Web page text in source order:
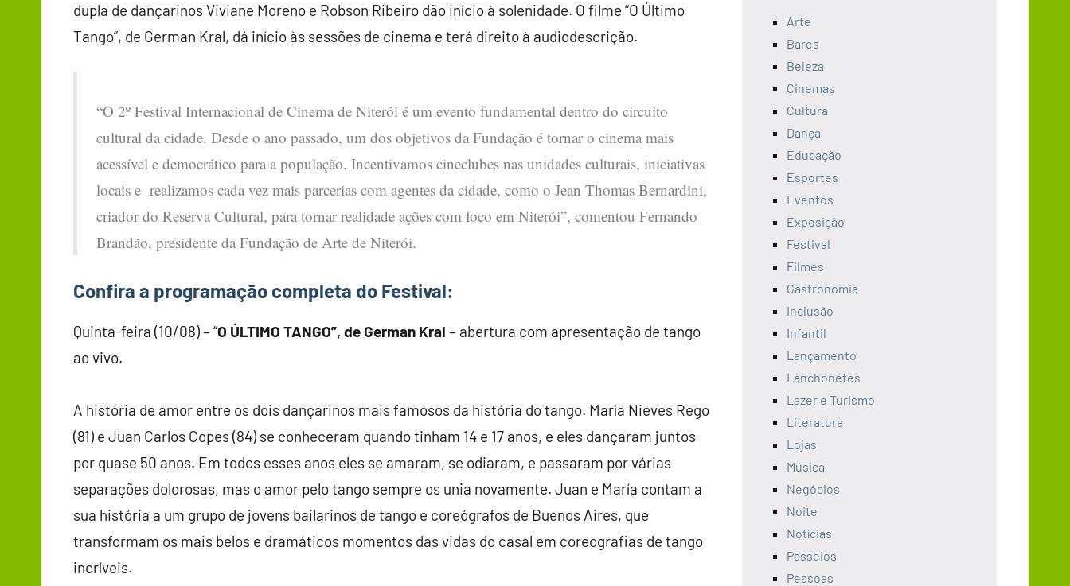
dupla de dançarinos Viviane Moreno e Robson Ribeiro dão início à solenidade. O filme “O Último
Tango”, de German Kral, dá início às sessões de cinema e terá direito à audiodescrição.
“O 2º Festival Internacional de Cinema de Niterói é um evento fundamental dentro do circuito
cultural da cidade. Desde o ano passado, um dos objetivos da Fundação é tornar o cinema mais
acessível e democrático para a população. Incentivamos cineclubes nas unidades culturais, iniciativas
locais e realizamos cada vez mais parcerias com agentes da cidade, como o Jean Thomas Bernardini,
criador do Reserva Cultural, para tornar realidade ações com foco em Niterói”, comentou Fernando
Brandão, presidente da Fundação de Arte de Niterói.
Confira a programação completa do Festival:
Quinta-feira (10/08) – “O ÚLTIMO TANGO”, de German Kral – abertura com apresentação de tango
ao vivo.
A história de amor entre os dois dançarinos mais famosos da história do tango. María Nieves Rego
(81) e Juan Carlos Copes (84) se conheceram quando tinham 14 e 17 anos, e eles dançaram juntos
por quase 50 anos. Em todos esses anos eles se amaram, se odiaram, e passaram por várias
separações dolorosas, mas o amor pelo tango sempre os unia novamente. Juan e María contam a
sua história a um grupo de jovens bailarinos de tango e coreógrafos de Buenos Aires, que
transformam os mais belos e dramáticos momentos das vidas do casal em coreografias de tango
incríveis.
Arte
Bares
Beleza
Cinemas
Cultura
Dança
Educação
Esportes
Eventos
Exposição
Festival
Filmes
Gastronomia
Inclusão
Infantil
Lançamento
Lanchonetes
Lazer e Turismo
Literatura
Lojas
Música
Negócios
Noite
Notícias
Passeios
Pessoas